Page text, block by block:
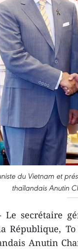
du Vietnam et
thaïlandais Anutin
Le secrétaire
République,
Anutin